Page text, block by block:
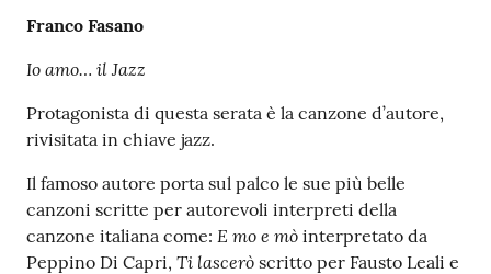
Franco Fasano
Io amo… il Jazz
Protagonista di questa serata è la canzone d’autore,
rivisitata in chiave jazz.
Il famoso autore porta sul palco le sue più belle
canzoni scritte per autorevoli interpreti della
canzone italiana come: E mo e mò interpretato da
Peppino Di Capri, Ti lascerò scritto per Fausto Leali e